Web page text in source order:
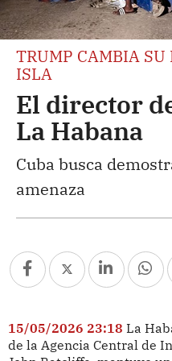
TRUMP CAMBIA
ISLA
El director
La Habana
Cuba busca
amenaza
15/05/2026 23:18 La
de la Agencia Central de